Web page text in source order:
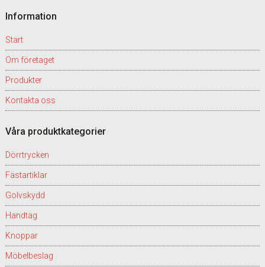
Footer
Information
Start
Om företaget
Produkter
Kontakta oss
Våra produktkategorier
Dörrtrycken
Fästartiklar
Golvskydd
Handtag
Knoppar
Möbelbeslag